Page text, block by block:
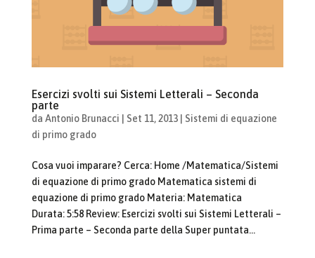
Esercizi svolti sui Sistemi Letterali – Seconda
parte
da Antonio Brunacci Set 11, 2013| Sistemi di equazione
di primo grado
Cosa vuoi imparare? Cerca: Home /Matematica/Sistemi
di equazione di primo grado Matematica sistemi di
equazione di primo grado Materia: Matematica
Durata: 5:58 Review: Esercizi svolti sui Sistemi Letterali –
Prima parte – Seconda parte della Super puntata...